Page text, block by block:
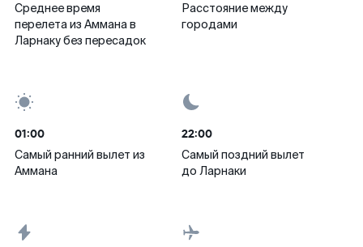
Среднее время
перелета из Аммана в
Ларнаку без пересадок
Расстояние между
городами
01:00
Самый ранний вылет из
Аммана
22:00
Самый поздний вылет
до Ларнаки